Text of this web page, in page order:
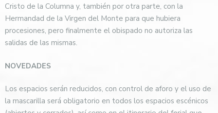
Cristo de la Columna y, también por otra parte, con la
Hermandad de la Virgen del Monte para que hubiera
procesiones, pero finalmente el obispado no autoriza las
salidas de las mismas.
NOVEDADES
Los espacios serán reducidos, con control de aforo y el uso de
la mascarilla será obligatorio en todos los espacios escénicos